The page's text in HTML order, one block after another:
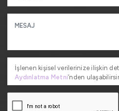
İşlenen kişisel verilerinize ilişkin
Aydınlatma Metni’nden